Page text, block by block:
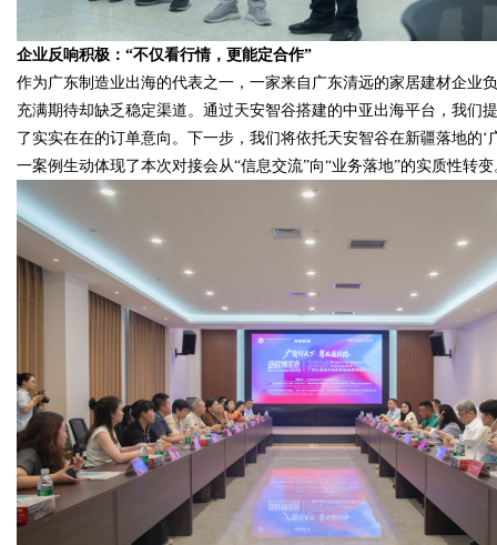
企业反响积极：“不仅看行情，更能定合作”
作为广东制造业出海的代表之一，一家来自广东清远的家居建材企业
充满期待却缺乏稳定渠道。通过天安智谷搭建的中亚出海平台，我们
了实实在在的订单意向。下一步，我们将依托天安智谷在新疆落地的
一案例生动体现了本次对接会从“信息交流”向“业务落地”的实质性转变